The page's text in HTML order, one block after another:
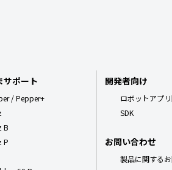
サポート
/ Pepper+
B
P
開発者向け
ロボットアプ
SDK
お問い合わせ
製品に関する